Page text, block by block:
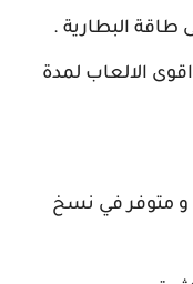
طاقة البطارية .
الالعاب لمدة
و متوفر في نسخ